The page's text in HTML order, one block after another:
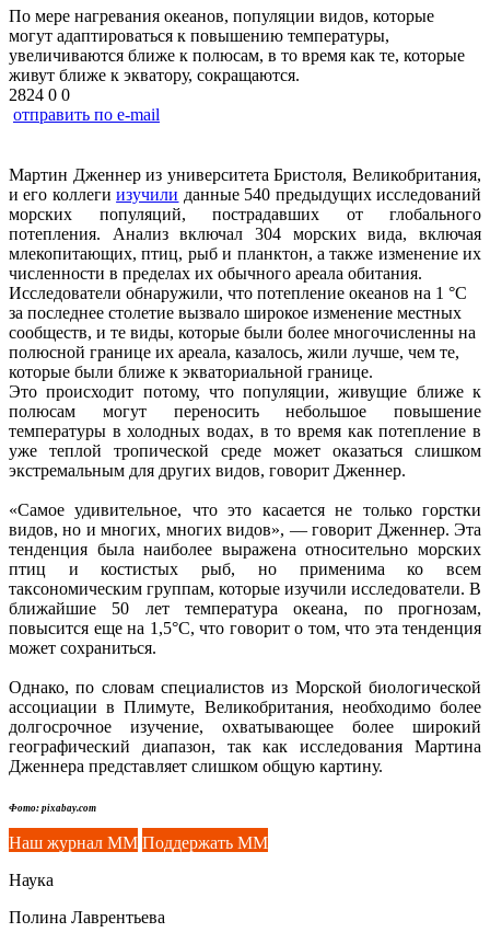
По мере нагревания океанов, популяции видов, которые
могут адаптироваться к повышению температуры,
увеличиваются ближе к полюсам, в то время как те, которые
живут ближе к экватору, сокращаются.
2824 0 0
отправить по e-mail
Мартин Дженнер из университета Бристоля, Великобритания,
и его коллегиизучили данные 540 предыдущих исследований
морских популяций, пострадавших от глобального
потепления. Анализ включал 304 морских вида, включая
млекопитающих, птиц, рыб и планктон, а также изменение их
численности в пределах их обычного ареала обитания.
Исследователи обнаружили, что потепление океанов на 1 °C
за последнее столетие вызвало широкое изменение местных
сообществ, и те виды, которые были более многочисленны на
полюсной границе их ареала, казалось, жили лучше, чем те,
которые были ближе к экваториальной границе.
Это происходит потому, что популяции, живущие ближе к
полюсам могут переносить небольшое повышение
температуры в холодных водах, в то время как потепление в
уже теплой тропической среде может оказаться слишком
экстремальным для других видов, говорит Дженнер.
«Самое удивительное, что это касается не только горстки
видов, но и многих, многих видов», — говорит Дженнер. Эта
тенденция была наиболее выражена относительно морских
птиц и костистых рыб, но применима ко всем
таксономическим группам, которые изучили исследователи. В
ближайшие 50 лет температура океана, по прогнозам,
повысится еще на 1,5°C, что говорит о том, что эта тенденция
может сохраниться.
Однако, по словам специалистов из Морской биологической
ассоциации в Плимуте, Великобритания, необходимо более
долгосрочное изучение, охватывающее более широкий
географический диапазон, так как исследования Мартина
Дженнера представляет слишком общую картину.
Фото: pixabay.com
Наш журнал ММ Поддержать ММ
Наука
Полина Лаврентьева